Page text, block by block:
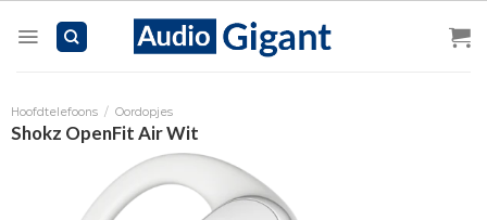
Hoofdtelefoons / Oordopjes
Shokz OpenFit Air Wit